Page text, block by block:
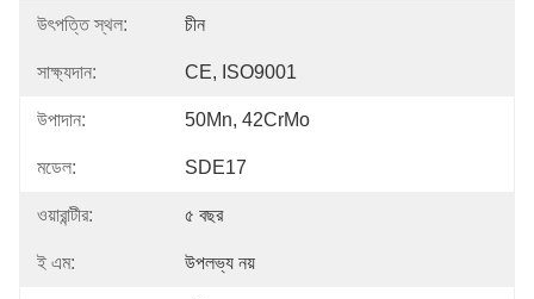
উৎপত্তি স্থল: চীন
সাক্ষ্যদান: CE, ISO9001
উপাদান: 50Mn, 42CrMo
মডেল: SDE17
ওয়ারান্টীর: ৫ বছর
ই এম: উপলভ্য নয়